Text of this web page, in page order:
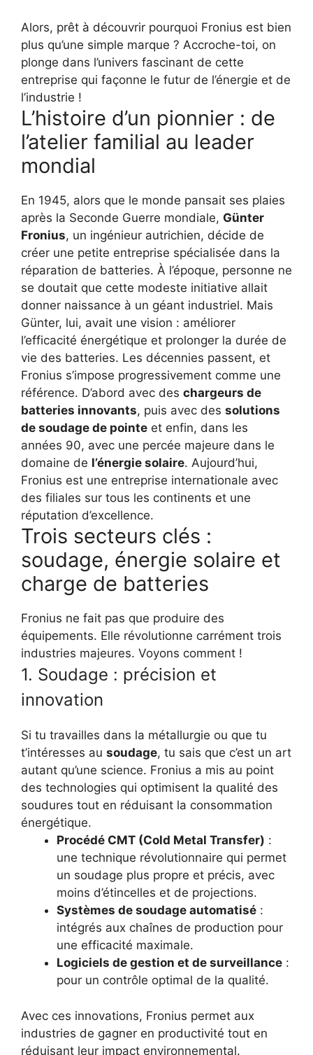
Alors, prêt à découvrir pourquoi Fronius est bien
plus qu’une simple marque ? Accroche-toi, on
plonge dans l’univers fascinant de cette
entreprise qui façonne le futur de l’énergie et de
l’industrie !
L’histoire d’un pionnier : de
l’atelier familial au leader
mondial
En 1945, alors que le monde pansait ses plaies
après la Seconde Guerre mondiale, Günter
Fronius, un ingénieur autrichien, décide de
créer une petite entreprise spécialisée dans la
réparation de batteries. À l’époque, personne ne
se doutait que cette modeste initiative allait
donner naissance à un géant industriel. Mais
Günter, lui, avait une vision : améliorer
l’efficacité énergétique et prolonger la durée de
vie des batteries. Les décennies passent, et
Fronius s’impose progressivement comme une
référence. D’abord avec des chargeurs de
batteries innovants, puis avec des solutions
de soudage de pointe et enfin, dans les
années 90, avec une percée majeure dans le
domaine de l’énergie solaire. Aujourd’hui,
Fronius est une entreprise internationale avec
des filiales sur tous les continents et une
réputation d’excellence.
Trois secteurs clés :
soudage, énergie solaire et
charge de batteries
Fronius ne fait pas que produire des
équipements. Elle révolutionne carrément trois
industries majeures. Voyons comment !
1. Soudage : précision et
innovation
Si tu travailles dans la métallurgie ou que tu
t’intéresses au soudage, tu sais que c’est un art
autant qu’une science. Fronius a mis au point
des technologies qui optimisent la qualité des
soudures tout en réduisant la consommation
énergétique.
Procédé CMT (Cold Metal Transfer) :
une technique révolutionnaire qui permet
un soudage plus propre et précis, avec
moins d’étincelles et de projections.
Systèmes de soudage automatisé :
intégrés aux chaînes de production pour
une efficacité maximale.
Logiciels de gestion et de surveillance :
pour un contrôle optimal de la qualité.
Avec ces innovations, Fronius permet aux
industries de gagner en productivité tout en
réduisant leur impact environnemental.